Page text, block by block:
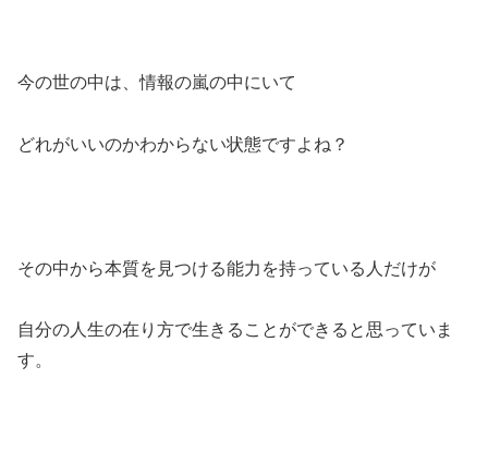
今の世の中は、情報の嵐の中にいて
どれがいいのかわからない状態ですよね？
その中から本質を見つける能力を持っている人だけが
自分の人生の在り方で生きることができると思っていま
す。